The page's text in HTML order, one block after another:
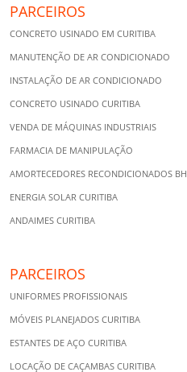
PARCEIROS
CONCRETO USINADO EM CURITIBA
MANUTENÇÃO DE AR CONDICIONADO
INSTALAÇÃO DE AR CONDICIONADO
CONCRETO USINADO CURITIBA
VENDA DE MÁQUINAS INDUSTRIAIS
FARMACIA DE MANIPULAÇÃO
AMORTECEDORES RECONDICIONADOS BH
ENERGIA SOLAR CURITIBA
ANDAIMES CURITIBA
PARCEIROS
UNIFORMES PROFISSIONAIS
MÓVEIS PLANEJADOS CURITIBA
ESTANTES DE AÇO CURITIBA
LOCAÇÃO DE CAÇAMBAS CURITIBA